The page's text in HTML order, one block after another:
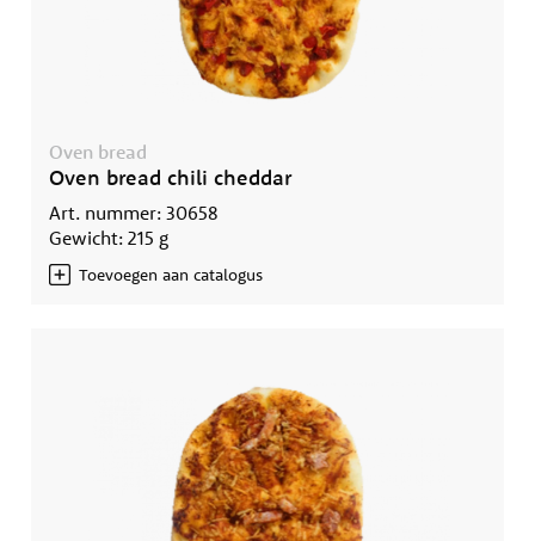
Oven bread
Oven bread chili cheddar
Art. nummer: 30658
Gewicht: 215 g
Toevoegen aan catalogus